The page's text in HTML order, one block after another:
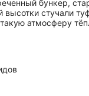
бункер,
высотки стучали
атмосферу